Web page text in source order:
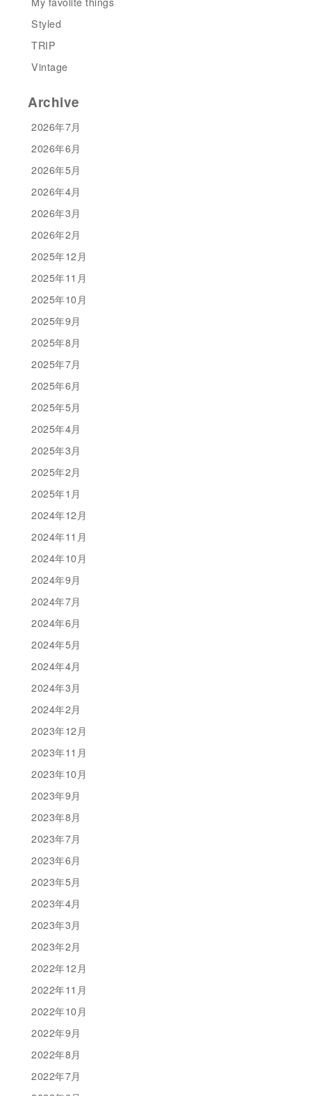
Styled
TRIP
Vintage
Archive
2026年7月
2026年6月
2026年5月
2026年4月
2026年3月
2026年2月
2025年12月
2025年11月
2025年10月
2025年9月
2025年8月
2025年7月
2025年6月
2025年5月
2025年4月
2025年3月
2025年2月
2025年1月
2024年12月
2024年11月
2024年10月
2024年9月
2024年7月
2024年6月
2024年5月
2024年4月
2024年3月
2024年2月
2023年12月
2023年11月
2023年10月
2023年9月
2023年8月
2023年7月
2023年6月
2023年5月
2023年4月
2023年3月
2023年2月
2022年12月
2022年11月
2022年10月
2022年9月
2022年8月
2022年7月